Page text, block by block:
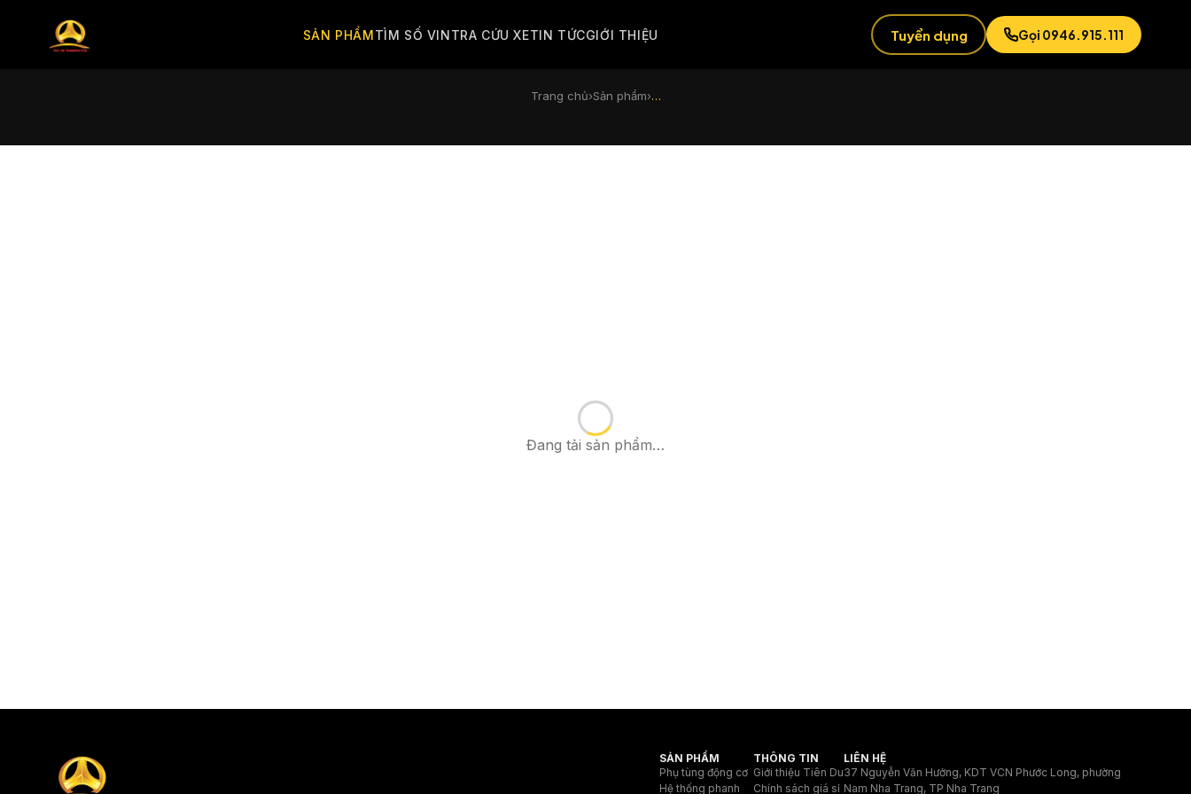
SẢN PHẨMTÌM SỐ VINTRA CỨU XETIN TỨCGIỚI THIỆU Tuyển dụng Gọi 0946.915.111
Trang chủ›Sản phẩm›…
Đang tải sản phẩm…
SẢN PHẨM
Phụ tùng động cơ
Hệ thống phanh
THÔNG TIN
Giới thiệu Tiên Du
Chính sách giá sỉ
LIÊN HỆ
37 Nguyễn Văn Hưởng, KDT VCN Phước Long, phường
Nam Nha Trang, TP Nha Trang